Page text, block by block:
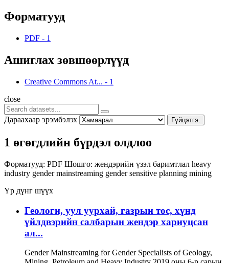
Форматууд
PDF - 1
Ашиглах зөвшөөрлүүд
Creative Commons At... - 1
close
Дараахаар эрэмбэлэх Гүйцэтгэ.
1 өгөгдлийн бүрдэл олдлоо
Форматууд: PDF Шошго: жендэрийн үзэл баримтлал heavy
industry gender mainstreaming gender sensitive planning mining
Үр дүнг шүүх
Геологи, уул уурхай, газрын тос, хүнд
үйлдвэрийн салбарын жендэр хариуцсан
ал...
Gender Mainstreaming for Gender Specialists of Geology,